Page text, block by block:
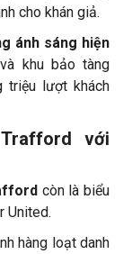
cho khán giả.
ánh sáng hiện
khu bảo tàng
triệu lượt khách
với
còn là biểu
United.
hàng loạt danh